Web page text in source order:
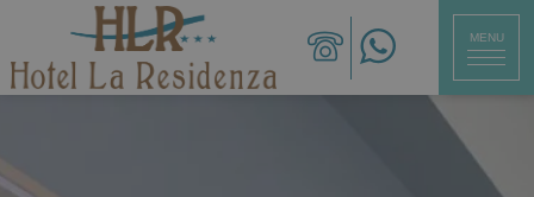
MENU
SCHLIESSEN
deu